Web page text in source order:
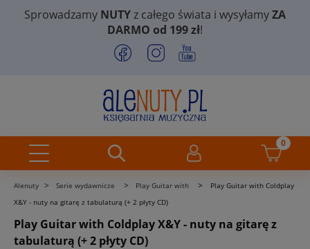
Sprowadzamy NUTYz całego świata i wysyłamyZA
DARMO od 199 zł!
Alenuty > Serie wydawnicze > Play Guitar with >
Play Guitar with Coldplay
X&Y - nuty na gitarę z tabulaturą (+ 2 płyty CD)
Play Guitar with Coldplay X&Y - nuty na gitarę z
tabulaturą (+ 2 płyty CD)